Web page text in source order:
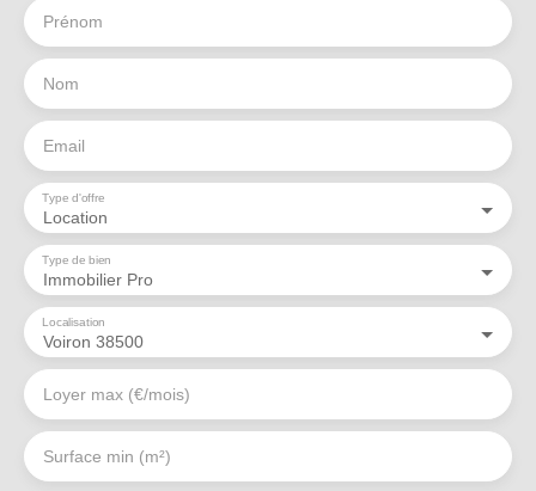
Prénom
Nom
Email
Location
Type d'offre
Immobilier Pro
Type de bien
Voiron 38500
Localisation
Loyer max (€/mois)
Surface min (m²)